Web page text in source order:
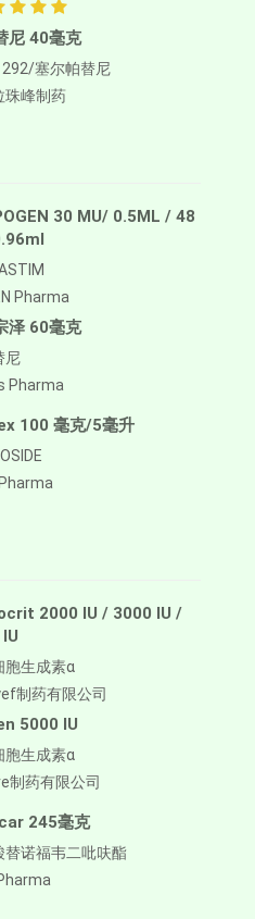
尼 40毫克
292/塞尔帕替尼
珠峰制药
30 MU/ 0.5ML / 48
Pharma
泽 60毫克
尼
Pharma
100 毫克/5毫升
2000 IU / 3000 IU /
胞生成素α
制药有限公司
5000 IU
胞生成素α
制药有限公司
245毫克
替诺福韦二吡呋酯